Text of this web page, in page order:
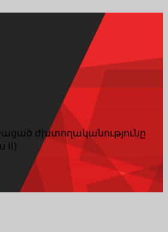
ժխտողականությունը
II)